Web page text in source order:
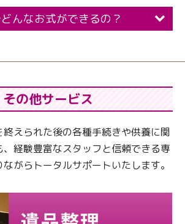
んなお式ができるの？
その他サービス
えられた後の各種手続きや供養に関
経験豊富なスタッフと信頼できる専
がらトータルサポートいたします。